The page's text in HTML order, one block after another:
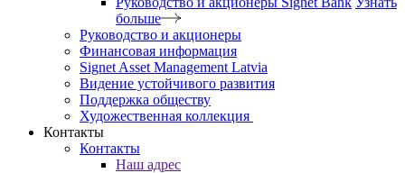
больше
Руководство и акционеры
Финансовая информация
Signet Asset Management Latvia
Видение устойчивого развития
Поддержка обществу
Художественная коллекция
Контакты
Контакты
Наш адрес